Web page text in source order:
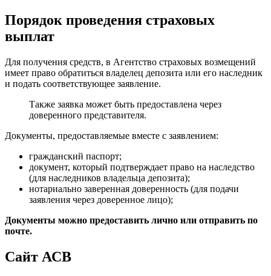
Порядок проведения страховых
выплат
Для получения средств, в Агентство страховых возмещений
имеет право обратиться владелец депозита или его наследник
и подать соответствующее заявление.
Также заявка может быть предоставлена через
доверенного представителя.
Документы, предоставляемые вместе с заявлением:
гражданский паспорт;
документ, который подтверждает право на наследство
(для наследников владельца депозита);
нотариально заверенная доверенность (для подачи
заявления через доверенное лицо);
Документы можно предоставить лично или отправить по
почте.
Сайт АСВ